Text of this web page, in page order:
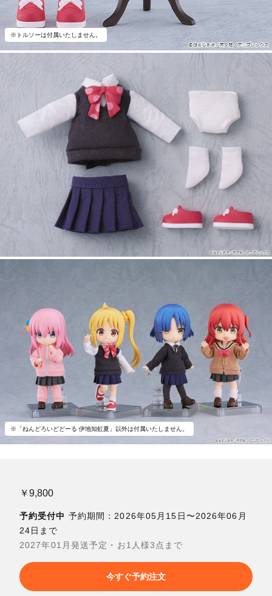
※トルソーは付属いたしません。
※「ねんどろいどどーる 伊地知虹夏」以外は付属いたしません。
￥9,800
予約受付中 予約期間：2026年05月15日〜2026年06月
24日まで
2027年01月発送予定・お1人様3点まで
今すぐ予約注文